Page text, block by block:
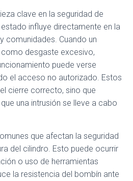
clave en la seguridad de
influye directamente en la
comunidades. Cuando un
desgaste excesivo,
puede verse
el acceso no autorizado. Estos
cierre correcto, sino que
una intrusión se lleve a cabo
que afectan la seguridad
del cilindro. Esto puede ocurrir
o uso de herramientas
la resistencia del bombín ante